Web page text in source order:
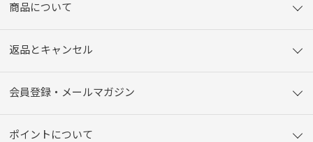
商品について
返品とキャンセル
会員登録・メールマガジン
ポイントについて